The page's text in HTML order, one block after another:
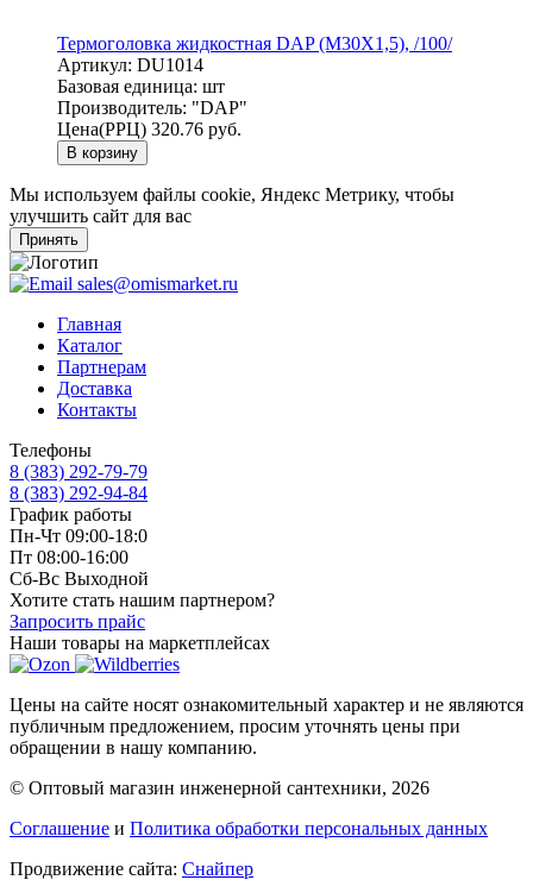
Термоголовка жидкостная DAP (M30X1,5), /100/
Артикул: DU1014
Базовая единица: шт
Производитель: "DAP"
Цена(РРЦ) 320.76 руб.
В корзину
Мы используем файлы cookie, Яндекс Метрику, чтобы
улучшить сайт для вас
Принять
sales@omismarket.ru
Главная
Каталог
Партнерам
Доставка
Контакты
Телефоны
8 (383) 292-79-79
8 (383) 292-94-84
График работы
Пн-Чт 09:00-18:0
Пт 08:00-16:00
Сб-Вс Выходной
Хотите стать нашим партнером?
Запросить прайс
Наши товары на маркетплейсах
Цены на сайте носят ознакомительный характер и не являются
публичным предложением, просим уточнять цены при
обращении в нашу компанию.
© Оптовый магазин инженерной сантехники, 2026
Соглашение и Политика обработки персональных данных
Продвижение сайта: Снайпер